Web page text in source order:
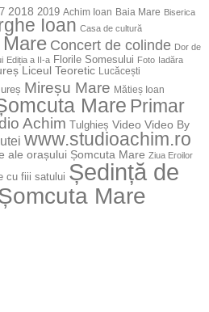
2018 2019 Achim Ioan Baia Mare Biserica
Ioan Casa de cultură
Concert de colinde Dor de
Ediția a II-a Florile Somesului Foto Iadăra
Liceul Teoretic Lucăcești
Mireșu Mare Mătieș Ioan
Mare Primar
Achim Tulghieș Video Video By
www.studioachim.ro
ale orașului Șomcuta Mare Ziua Eroilor
cu fiii satului Ședință de
Mare